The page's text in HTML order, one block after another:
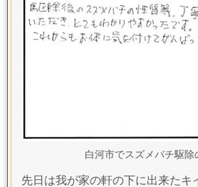
白河市でスズメバチ駆除
先日は我が家の軒の下に出来たキ